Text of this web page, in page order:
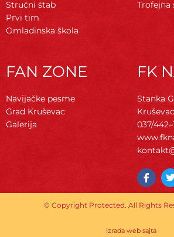
Stručni štab
Prvi tim
Omladinska škola
Trofejna
FAN ZONE
Navijačke pesme
Grad Kruševac
Galerija
FK
Stanka
Kruševac
037/
F
a
c
b
o
i
t
© Copyright Protected. All Rights
Izrada web sajta